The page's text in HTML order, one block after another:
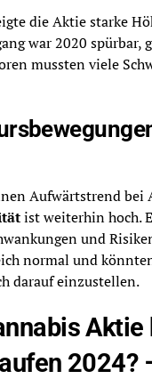
die Aktie starke
war 2020 spürbar,
mussten viele
Aufwärtstrend bei
ist weiterhin hoch.
und
normal und
darauf einzustellen.
Aktie
2024?